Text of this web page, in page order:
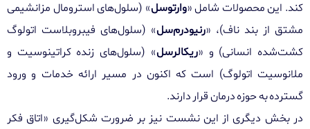
کند. این محصولات شامل «وارتوسل» (سلول‌های استرومال مزانشیمی
مشتق از بند ناف)، «رنیودرم‌سل» (سلول‌های فیبروبلاست اتولوگ
کشت‌شده انسانی) و «ریکالرسل» (سلول‌های زنده کراتینوسیت و
ملانوسیت اتولوگ) است که اکنون در مسیر ارائه خدمات و ورود
گسترده‌ به حوزه درمان قرار دارند.
در بخش دیگری از این نشست نیز بر ضرورت شکل‌گیری «اتاق فکر